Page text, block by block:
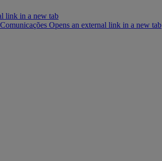
link in a new tab
Opens an external link in a new tab